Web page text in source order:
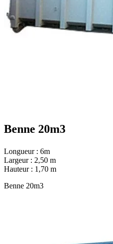
Benne 20m3
Longueur : 6m
Largeur : 2,50 m
Hauteur : 1,70 m
Benne 20m3